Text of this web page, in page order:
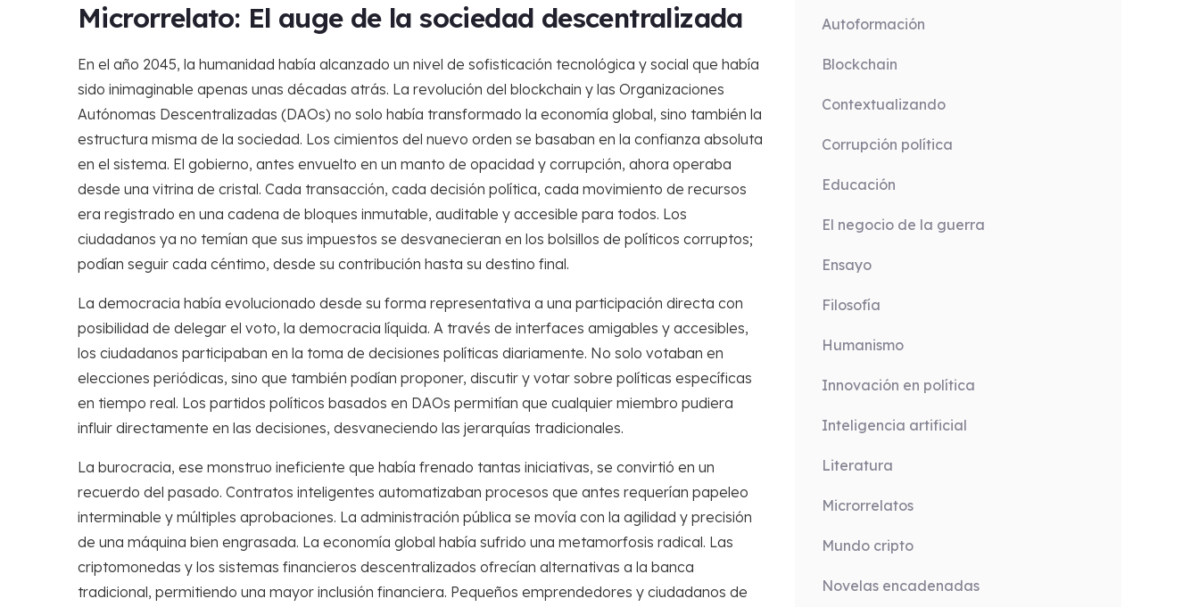
Microrrelato: El auge de la sociedad descentralizada
En el año 2045, la humanidad había alcanzado un nivel de sofisticación tecnológica y social que había
sido inimaginable apenas unas décadas atrás. La revolución del blockchain y las Organizaciones
Autónomas Descentralizadas (DAOs) no solo había transformado la economía global, sino también la
estructura misma de la sociedad. Los cimientos del nuevo orden se basaban en la confianza absoluta
en el sistema. El gobierno, antes envuelto en un manto de opacidad y corrupción, ahora operaba
desde una vitrina de cristal. Cada transacción, cada decisión política, cada movimiento de recursos
era registrado en una cadena de bloques inmutable, auditable y accesible para todos. Los
ciudadanos ya no temían que sus impuestos se desvanecieran en los bolsillos de políticos corruptos;
podían seguir cada céntimo, desde su contribución hasta su destino final.
La democracia había evolucionado desde su forma representativa a una participación directa con
posibilidad de delegar el voto, la democracia líquida. A través de interfaces amigables y accesibles,
los ciudadanos participaban en la toma de decisiones políticas diariamente. No solo votaban en
elecciones periódicas, sino que también podían proponer, discutir y votar sobre políticas específicas
en tiempo real. Los partidos políticos basados en DAOs permitían que cualquier miembro pudiera
influir directamente en las decisiones, desvaneciendo las jerarquías tradicionales.
La burocracia, ese monstruo ineficiente que había frenado tantas iniciativas, se convirtió en un
recuerdo del pasado. Contratos inteligentes automatizaban procesos que antes requerían papeleo
interminable y múltiples aprobaciones. La administración pública se movía con la agilidad y precisión
de una máquina bien engrasada. La economía global había sufrido una metamorfosis radical. Las
criptomonedas y los sistemas financieros descentralizados ofrecían alternativas a la banca
tradicional, permitiendo una mayor inclusión financiera. Pequeños emprendedores y ciudadanos de
Autoformación
Blockchain
Contextualizando
Corrupción política
Educación
El negocio de la guerra
Ensayo
Filosofía
Humanismo
Innovación en política
Inteligencia artificial
Literatura
Microrrelatos
Mundo cripto
Novelas encadenadas